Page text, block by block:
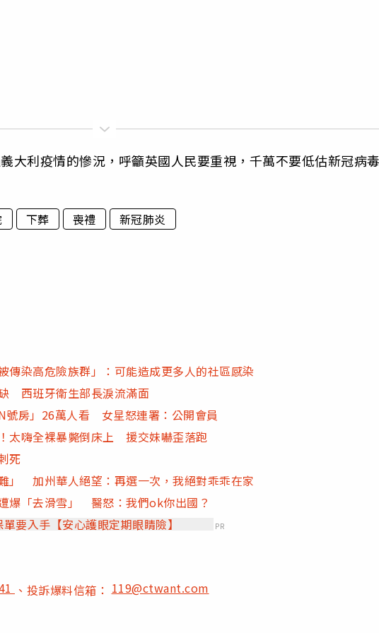
大利疫情的慘況，呼籲英國人民要重視，千萬不要低估新冠病
下葬 喪禮 新冠肺炎
染高危險族群」：可能造成更多人的社區感染
西班牙衛生部長淚流滿面
號房」26萬人看 女星怒連署：公開會員
太嗨全裸暴斃倒床上 援交妹嚇歪落跑
死
」 加州華人絕望：再選一次，我絕對乖乖在家
爆「去滑雪」 醫怒：我們ok你出國？
要入手【安心護眼定期眼睛險】
PR
、投訴爆料信箱：119@ctwant.com